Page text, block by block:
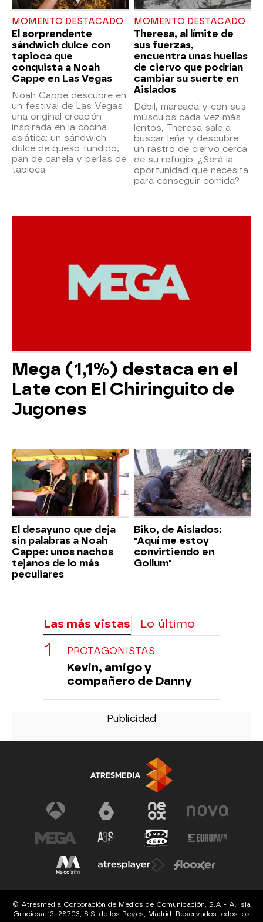
MOMENTO DESTACADO
El sorprendente
sándwich dulce con
tapioca que
conquista a Noah
Cappe en Las Vegas
Noah Cappe descubre en
un festival de Las Vegas
una original creación
inspirada en la cocina
asiática: un sándwich
dulce de queso fundido,
pan de canela y perlas de
tapioca.
MOMENTO DESTACADO
Theresa, al límite de
sus fuerzas,
encuentra unas huellas
de ciervo que podrían
cambiar su suerte en
Aislados
Débil, mareada y con sus
músculos cada vez más
lentos, Theresa sale a
buscar leña y descubre
un rastro de ciervo cerca
de su refugio. ¿Será la
oportunidad que necesita
para conseguir comida?
Mega (1,1%) destaca en el
Late con El Chiringuito de
Jugones
El desayuno que deja
sin palabras a Noah
Cappe: unos nachos
tejanos de lo más
peculiares
Biko, de Aislados:
"Aquí me estoy
convirtiendo en
Gollum"
Las más vistas Lo último
PROTAGONISTAS
Kevin, amigo y
compañero de Danny
© Atresmedia Corporación de Medios de Comunicación, S.A - A. Isla
Graciosa 13, 28703, S.S. de los Reyes, Madrid. Reservados todos los